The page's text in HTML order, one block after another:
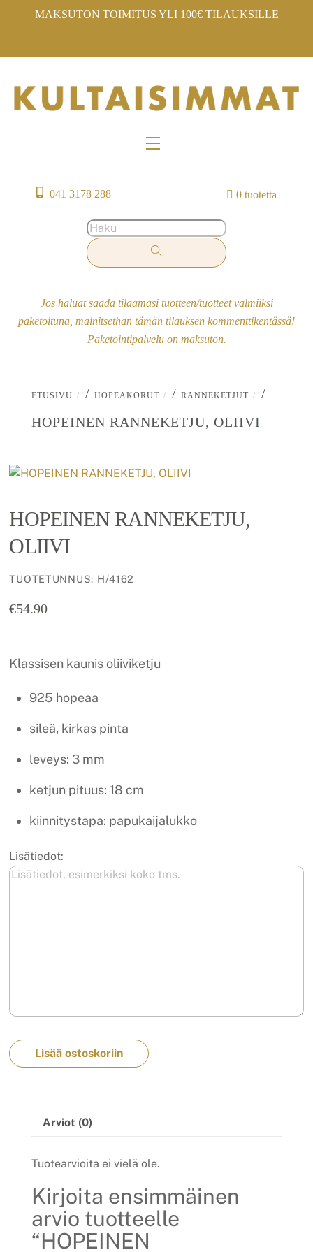
MAKSUTON TOIMITUS YLI 100€ TILAUKSILLE
Menu
041 3178 288 0 tuotetta
Jos haluat saada tilaamasi tuotteen/tuotteet valmiiksi
paketoituna, mainitsethan tämän tilauksen kommenttikentässä!
Paketointipalvelu on maksuton.
ETUSIVU / HOPEAKORUT / RANNEKETJUT
/
HOPEINEN RANNEKETJU, OLIIVI
HOPEINEN RANNEKETJU,
OLIIVI
TUOTETUNNUS: H/4162
€54.90
Klassisen kaunis oliiviketju
925 hopeaa
sileä, kirkas pinta
leveys: 3 mm
ketjun pituus: 18 cm
kiinnitystapa: papukaijalukko
Lisätiedot:
Lisää ostoskoriin
Arviot (0)
Tuotearvioita ei vielä ole.
Kirjoita ensimmäinen
arvio tuotteelle
“HOPEINEN